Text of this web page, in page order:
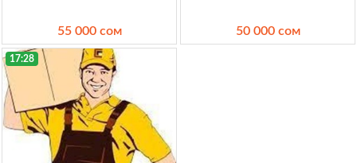
55 000 сом 50 000 сом
17:28